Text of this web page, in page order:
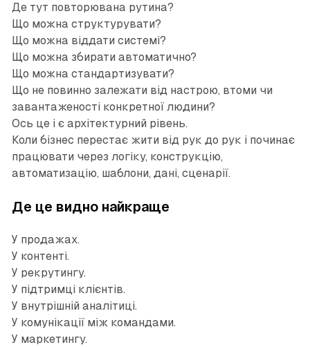
Де тут повторювана рутина?
Що можна структурувати?
Що можна віддати системі?
Що можна збирати автоматично?
Що можна стандартизувати?
Що не повинно залежати від настрою, втоми чи
завантаженості конкретної людини?
Ось це і є архітектурний рівень.
Коли бізнес перестає жити від рук до рук і починає
працювати через логіку, конструкцію,
автоматизацію, шаблони, дані, сценарії.
Де це видно найкраще
У продажах.
У контенті.
У рекрутингу.
У підтримці клієнтів.
У внутрішній аналітиці.
У комунікації між командами.
У маркетингу.